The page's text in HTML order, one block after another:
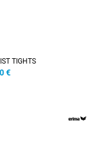
TIGHTS
€